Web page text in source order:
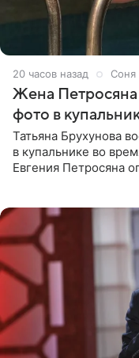
20 часов назад Соня
Жена
фото в
Татьяна Брухунова
в купальнике во
Евгения Петросяна